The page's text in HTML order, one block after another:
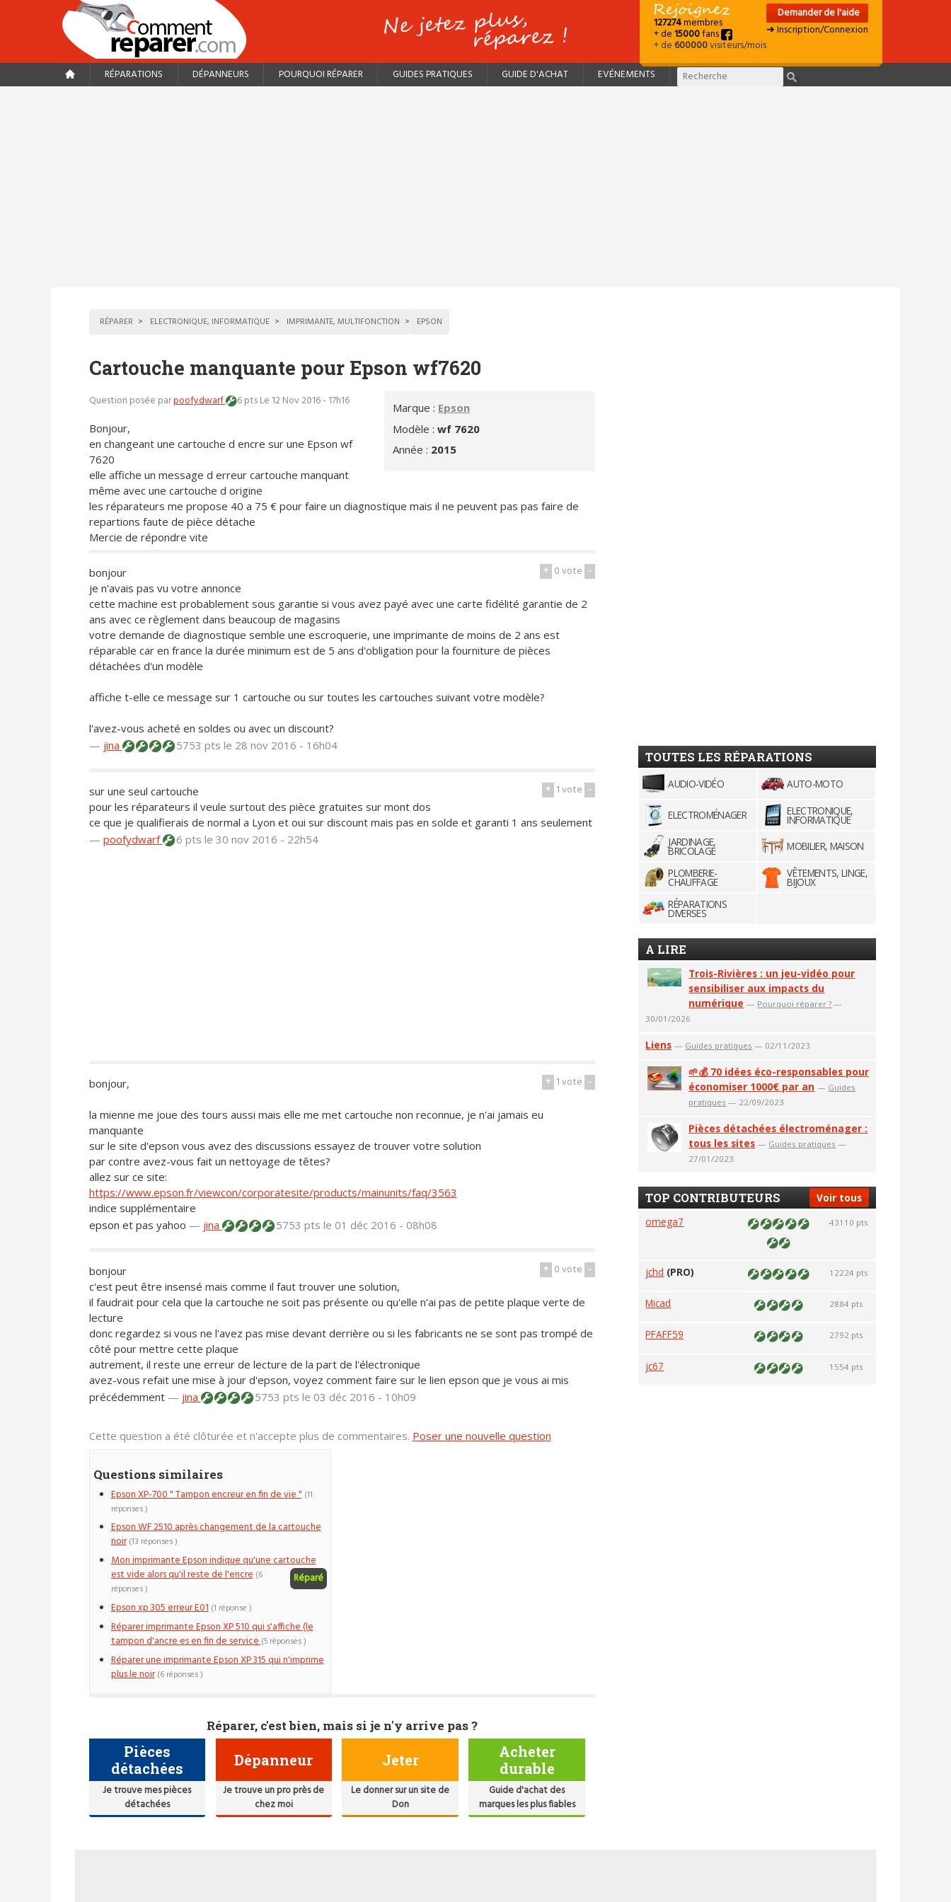
127274membres
+ de15000fans
+ de600000visiteurs/mois
Demander de l'aide
➜ Inscription/Connexion
RÉPARATIONS DÉPANNEURS POURQUOI RÉPARER GUIDES PRATIQUES GUIDE D'ACHAT EVÉNEMENTS
RÉPARER ELECTRONIQUE, INFORMATIQUE IMPRIMANTE, MULTIFONCTION EPSON
Cartouche manquante pour Epson wf7620
Marque : Epson
Modèle :wf 7620
Année : 2015
Question posée parpoofydwarf 6 ptsLe 12 Nov 2016 - 17h16
Bonjour,
en changeant une cartouche d encre sur une Epson wf
7620
elle affiche un message d erreur cartouche manquant
même avec une cartouche d origine
les réparateurs me propose 40 a 75 € pour faire un diagnostique mais il ne peuvent pas pas faire de
repartions faute de pièce détache
Mercie de répondre vite
+ 0vote -
bonjour
je n'avais pas vu votre annonce
cette machine est probablement sous garantie si vous avez payé avec une carte fidélité garantie de 2
ans avec ce règlement dans beaucoup de magasins
votre demande de diagnostique semble une escroquerie, une imprimante de moins de 2 ans est
réparable car en france la durée minimum est de 5 ans d'obligation pour la fourniture de pièces
détachées d'un modèle
affiche t-elle ce message sur 1 cartouche ou sur toutes les cartouches suivant votre modèle?
l'avez-vous acheté en soldes ou avec un discount?
— jina 5753 pts le 28 nov 2016 - 16h04
+ 1vote -
sur une seul cartouche
pour les réparateurs il veule surtout des pièce gratuites sur mont dos
ce que je qualifierais de normal a Lyon et oui sur discount mais pas en solde et garanti 1 ans seulement
— poofydwarf 6 pts le 30 nov 2016 - 22h54
+ 1vote -
bonjour,
la mienne me joue des tours aussi mais elle me met cartouche non reconnue, je n'ai jamais eu
manquante
sur le site d'epson vous avez des discussions essayez de trouver votre solution
par contre avez-vous fait un nettoyage de têtes?
allez sur ce site:
https://www.epson.fr/viewcon/corporatesite/products/mainunits/faq/3563
indice supplémentaire
epson et pas yahoo — jina 5753 pts le 01 déc 2016 - 08h08
+ 0vote -
bonjour
c'est peut être insensé mais comme il faut trouver une solution,
il faudrait pour cela que la cartouche ne soit pas présente ou qu'elle n'ai pas de petite plaque verte de
lecture
donc regardez si vous ne l'avez pas mise devant derrière ou si les fabricants ne se sont pas trompé de
côté pour mettre cette plaque
autrement, il reste une erreur de lecture de la part de l'électronique
avez-vous refait une mise à jour d'epson, voyez comment faire sur le lien epson que je vous ai mis
précédemment — jina 5753 pts le 03 déc 2016 - 10h09
Cette question a été clôturée et n'accepte plus de commentaires. Poser une nouvelle question
Questions similaires
Epson XP-700 " Tampon encreur en fin de vie " (11
réponses )
Epson WF 2510 après changement de la cartouche
noir (13 réponses )
Mon imprimante Epson indique qu'une cartouche
est vide alors qu'il reste de l'encre
Réparé
(6
réponses )
Epson xp 305 erreur E01 (1 réponse )
Réparer imprimante Epson XP 510 qui s'affiche (le
tampon d'ancre es en fin de service(5 réponses )
Réparer une imprimante Epson XP 315 qui n'imprime
plus le noir (6 réponses )
Réparer, c'est bien, mais si je n'y arrive pas ?
Pièces
détachées
Je trouve mes pièces
détachées
Dépanneur
Je trouve un pro près de
chez moi
Jeter
Le donner sur un site de
Don
Acheter
durable
Guide d'achat des
marques les plus fiables
TOUTES LES RÉPARATIONS
AUDIO-VIDÉO AUTO-MOTO
ELECTROMÉNAGER ELECTRONIQUE,
INFORMATIQUE
JARDINAGE,
BRICOLAGE
MOBILIER, MAISON
PLOMBERIE-
CHAUFFAGE
VÊTEMENTS, LINGE,
BIJOUX
RÉPARATIONS
DIVERSES
A LIRE
Trois-Rivières : un jeu-vidéo pour
sensibiliser aux impacts du
numérique — Pourquoi réparer ? —
30/01/2026
Liens — Guides pratiques — 02/11/2023
🌱💰 70 idées éco-responsables pour
économiser 1000€ par an — Guides
pratiques — 22/09/2023
Pièces détachées électroménager :
tous les sites — Guides pratiques —
27/01/2023
Voir tous
TOP CONTRIBUTEURS
omega7 43110 pts
jchd (PRO) 12224 pts
Micad 2884 pts
PFAFF59 2792 pts
jc67 1554 pts